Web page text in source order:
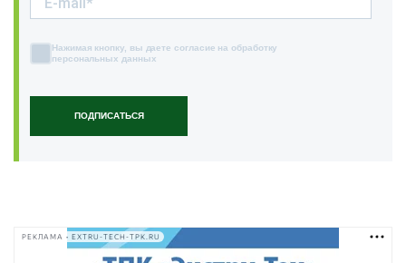
ПОДПИСАТЬСЯ
Нажимая кнопку, вы даете согласие на обработку
персональных данных
РЕКЛАМА • EXTRU-TECH-TPK.RU